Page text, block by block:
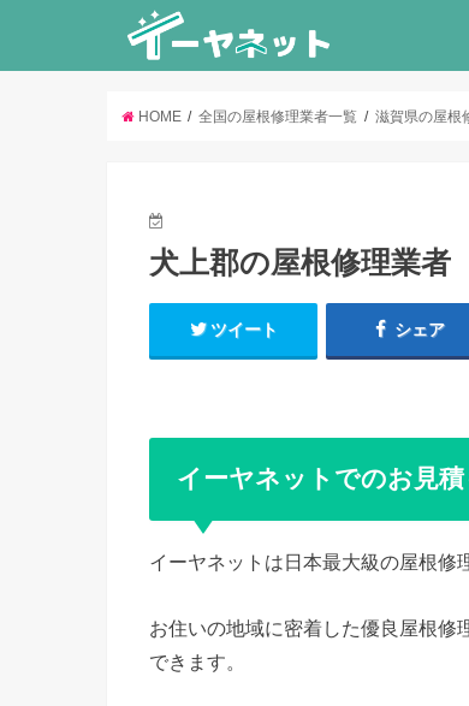
HOME 全国の屋根修理業者一覧 滋賀県の屋根
犬上郡の屋根修理業者
ツイート シェア
イーヤネットでのお見
イーヤネットは日本最大級の屋根修
お住いの地域に密着した優良屋根修
できます。